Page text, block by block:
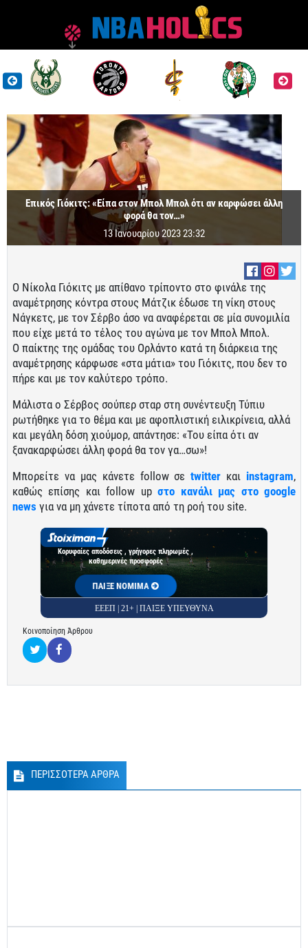
Επικός Γιόκιτς: «Είπα στον Μπολ Μπολ ότι αν καρφώσει άλλη
φορά θα τον…»
13 Ιανουαρίου 2023 23:32
Ο Νίκολα Γιόκιτς με απίθανο τρίποντο στο φινάλε της
αναμέτρησης κόντρα στους Μάτζικ έδωσε τη νίκη στους
Νάγκετς, με τον Σέρβο άσο να αναφέρεται σε μία συνομιλία
που είχε μετά το τέλος του αγώνα με τον Μπολ Μπολ.
Ο παίκτης της ομάδας του Ορλάντο κατά τη διάρκεια της
αναμέτρησης κάρφωσε «στα μάτια» του Γιόκιτς, που δεν το
πήρε και με τον καλύτερο τρόπο.
Μάλιστα ο Σέρβος σούπερ σταρ στη συνέντευξη Τύπιυ
ρωτήθηκε για το θέμα και με αφοπλιστική ειλικρίνεια, αλλά
και μεγάλη δόση χιούμορ, απάντησε: «Του είπα ότι αν
ξανακαρφώσει άλλη φορά θα τον γα…σω»!
Μπορείτε να μας κάνετε follow σεtwitter και instagram,
καθώς επίσης και follow upστο κανάλι μας στο google
news για να μη χάνετε τίποτα από τη ροή του site.
Κορυφαίες αποδόσεις , γρήγορες πληρωμές ,
καθημερινές προσφορές
ΠΑΙΞΕ ΝΟΜΙΜΑ
ΕΕΕΠ | 21+ | ΠΑΙΞΕ ΥΠΕΥΘΥΝΑ
Κοινοποίηση Άρθρου
ΠΕΡΙΣΣΟΤΕΡΑ ΑΡΘΡΑ